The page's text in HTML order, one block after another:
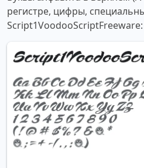
регистре, цифры,
Script1VoodooScriptFreeware: